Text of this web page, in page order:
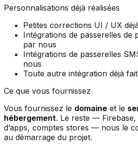
Personnalisations déjà réalisées
Petites corrections UI / UX
Intégrations de passerelles de
par nous
Intégrations de passerelles
nous
Toute autre intégration déjà
Ce que vous fournissez
Vous fournissez le domaine et le
hébergement. Le reste —
d’apps, comptes stores — nous le
au démarrage du projet.